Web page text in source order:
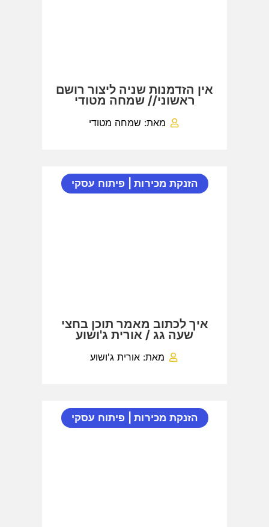
אין הזדמנות שניה ליצור רושם
ראשוני// שמחה מטודי
מאת: שמחה מטודי
הזנקת מכירות| פיתוח עסקי
איך לכתוב מאמר תוכן בחצי
שעה גג / אורית ג'ושוע
מאת: אורית ג'ושוע
הזנקת מכירות| פיתוח עסקי